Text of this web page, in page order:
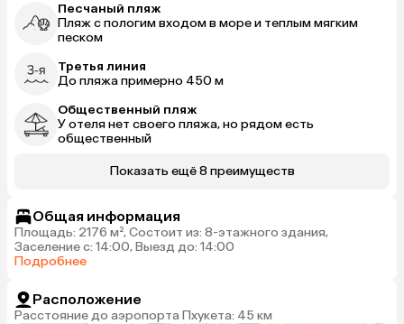
Песчаный пляж
Пляж с пологим входом в море и теплым мягким
песком
Третья линия
До пляжа примерно 450 м
Общественный пляж
У отеля нет своего пляжа, но рядом есть
общественный
Показать ещё 8 преимуществ
Общая информация
Площадь: 2176 м², Состоит из: 8-этажного здания,
Заселение с: 14:00, Выезд до: 14:00
Подробнее
Расположение
Расстояние до аэропорта Пхукета: 45 км